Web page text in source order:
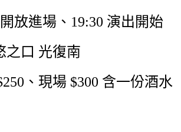
放進場、19:30 演出開始
之口 光復南
、現場 $300 含一份酒水